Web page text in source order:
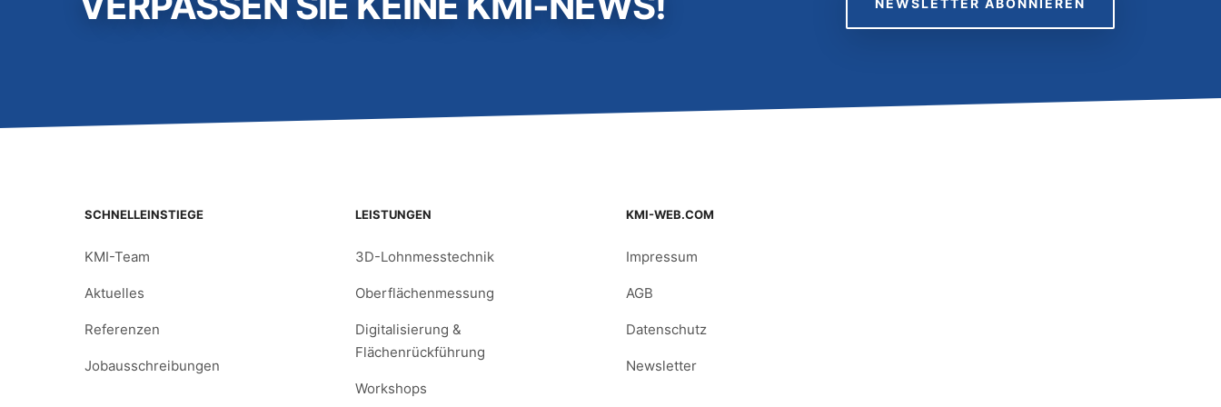
NEWSLETTER ABONNIEREN
SCHNELLEINSTIEGE
KMI-Team
Aktuelles
Referenzen
Jobausschreibungen
LEISTUNGEN
3D-Lohnmesstechnik
Oberflächenmessung
Digitalisierung &
Flächenrückführung
Workshops
KMI-WEB.COM
Impressum
AGB
Datenschutz
Newsletter